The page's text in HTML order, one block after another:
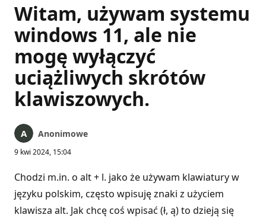
Witam, używam systemu
windows 11, ale nie
mogę wyłączyć
uciążliwych skrótów
klawiszowych.
Anonimowe
9 kwi 2024, 15:04
Chodzi m.in. o alt + l. jako że używam klawiatury w
języku polskim, często wpisuję znaki z użyciem
klawisza alt. Jak chcę coś wpisać (ł, ą) to dzieją się